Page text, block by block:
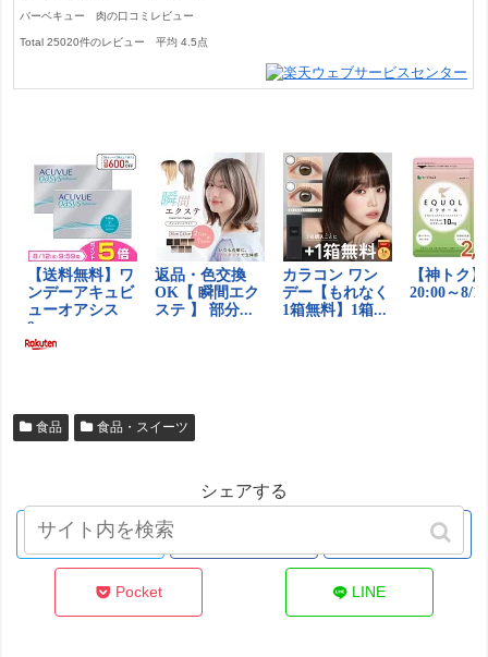
バーベキュー 肉の口コミレビュー
Total25020件のレビュー平均4.5点
食品 食品・スイーツ
シェアする
Twitter はてブ
Pocket LINE